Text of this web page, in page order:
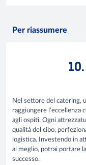
Per riassumere
Nel settore del catering,
raggiungere l'eccellenza
agli ospiti. Ogni
qualità del cibo,
logistica. Investendo in
al meglio, potrai portare
successo.